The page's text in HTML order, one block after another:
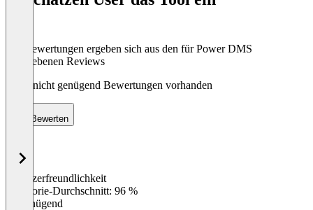
Die Bewertungen ergeben sich aus den für Power DMS
abgegebenen Reviews
Noch nicht genügend Bewertungen vorhanden
Bewerten
Benutzerfreundlichkeit
Kategorie-Durchschnitt: 96 %
Ungenügend